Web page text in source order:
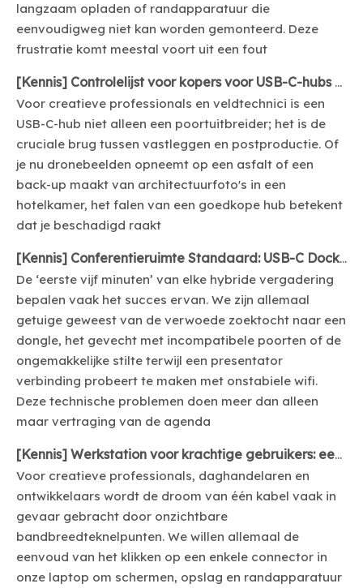
langzaam opladen of randapparatuur die
eenvoudigweg niet kan worden gemonteerd. Deze
frustratie komt meestal voort uit een fout
[Kennis] Controlelijst voor kopers voor USB-C-hubs met SD/TF-lezers (makers en veldteams)
Voor creatieve professionals en veldtechnici is een
USB-C-hub niet alleen een poortuitbreider; het is de
cruciale brug tussen vastleggen en postproductie. Of
je nu dronebeelden opneemt op een asfalt of een
back-up maakt van architectuurfoto's in een
hotelkamer, het falen van een goedkope hub betekent
dat je beschadigd raakt
[Kennis] Conferentieruimte Standaard: USB-C Dock + HDMI-kabel + Ethernet-adapter
De ‘eerste vijf minuten’ van elke hybride vergadering
bepalen vaak het succes ervan. We zijn allemaal
getuige geweest van de verwoede zoektocht naar een
dongle, het gevecht met incompatibele poorten of de
ongemakkelijke stilte terwijl een presentator
verbinding probeert te maken met onstabiele wifi.
Deze technische problemen doen meer dan alleen
maar vertraging van de agenda
[Kennis] Werkstation voor krachtige gebruikers: een 15-in-1 Thunderbolt Dock kiezen (poorten die er toe doen)
Voor creatieve professionals, daghandelaren en
ontwikkelaars wordt de droom van één kabel vaak in
gevaar gebracht door onzichtbare
bandbreedteknelpunten. We willen allemaal de
eenvoud van het klikken op een enkele connector in
onze laptop om schermen, opslag en randapparatuur